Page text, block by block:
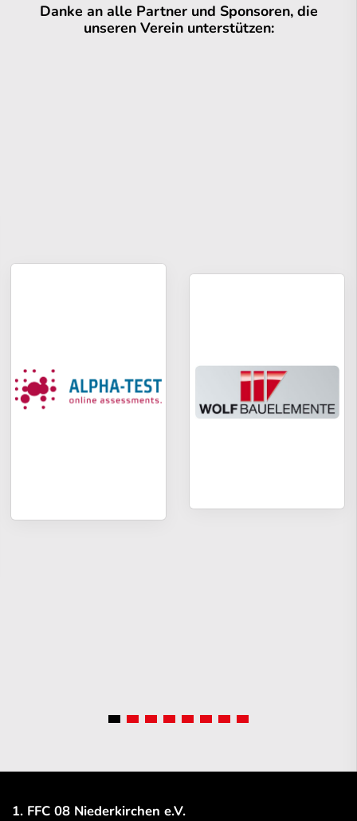
Danke an alle Partner und Sponsoren, die
unseren Verein unterstützen:
1. FFC 08 Niederkirchen e.V.